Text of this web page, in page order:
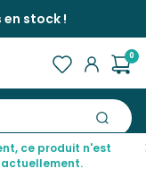
en stock !
0
by the Lake
ce produit n'est